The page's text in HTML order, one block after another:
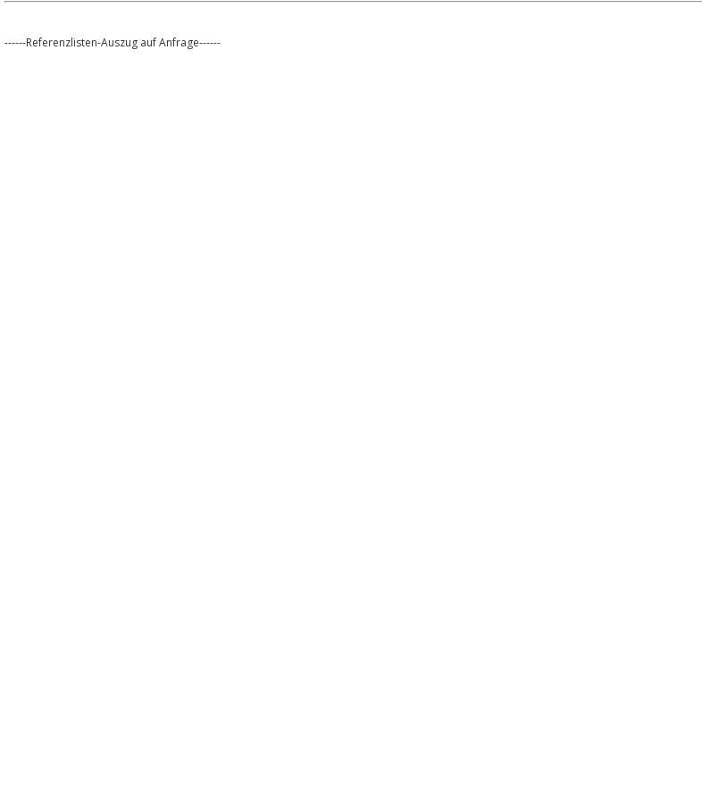
------Referenzlisten-Auszug auf Anfrage------